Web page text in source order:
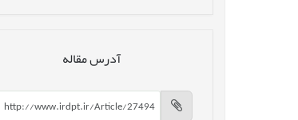
آدرس مقاله